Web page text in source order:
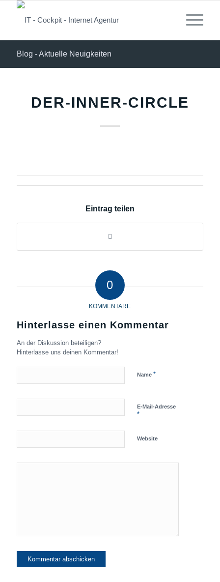
Blog - Aktuelle Neuigkeiten
DER-INNER-CIRCLE
Eintrag teilen
0
KOMMENTARE
Hinterlasse einen Kommentar
An der Diskussion beteiligen?
Hinterlasse uns deinen Kommentar!
Name *
E-Mail-Adresse
*
Website